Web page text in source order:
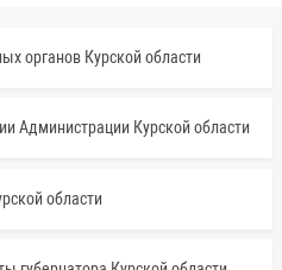
органов Курской области
Администрации Курской области
области